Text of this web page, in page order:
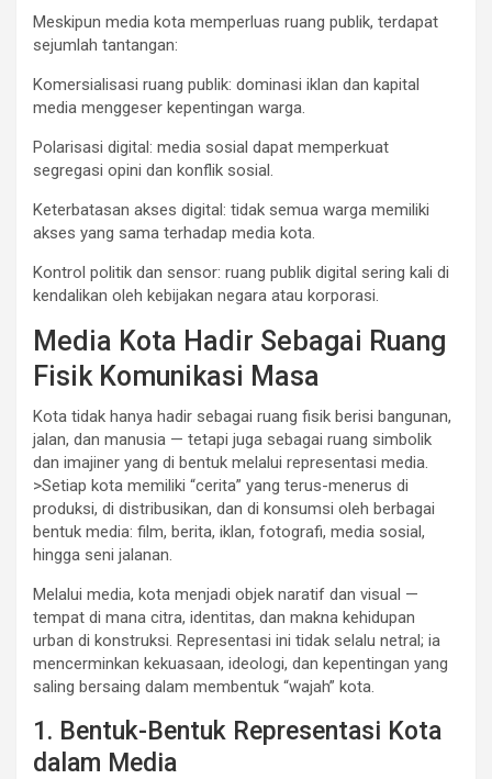
Meskipun media kota memperluas ruang publik, terdapat
sejumlah tantangan:
Komersialisasi ruang publik: dominasi iklan dan kapital
media menggeser kepentingan warga.
Polarisasi digital: media sosial dapat memperkuat
segregasi opini dan konflik sosial.
Keterbatasan akses digital: tidak semua warga memiliki
akses yang sama terhadap media kota.
Kontrol politik dan sensor: ruang publik digital sering kali di
kendalikan oleh kebijakan negara atau korporasi.
Media Kota Hadir Sebagai Ruang
Fisik Komunikasi Masa
Kota tidak hanya hadir sebagai ruang fisik berisi bangunan,
jalan, dan manusia — tetapi juga sebagai ruang simbolik
dan imajiner yang di bentuk melalui representasi media.
>Setiap kota memiliki “cerita” yang terus-menerus di
produksi, di distribusikan, dan di konsumsi oleh berbagai
bentuk media: film, berita, iklan, fotografi, media sosial,
hingga seni jalanan.
Melalui media, kota menjadi objek naratif dan visual —
tempat di mana citra, identitas, dan makna kehidupan
urban di konstruksi. Representasi ini tidak selalu netral; ia
mencerminkan kekuasaan, ideologi, dan kepentingan yang
saling bersaing dalam membentuk “wajah” kota.
1. Bentuk-Bentuk Representasi Kota
dalam Media